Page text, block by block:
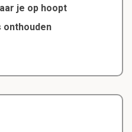
je op hoopt
onthouden